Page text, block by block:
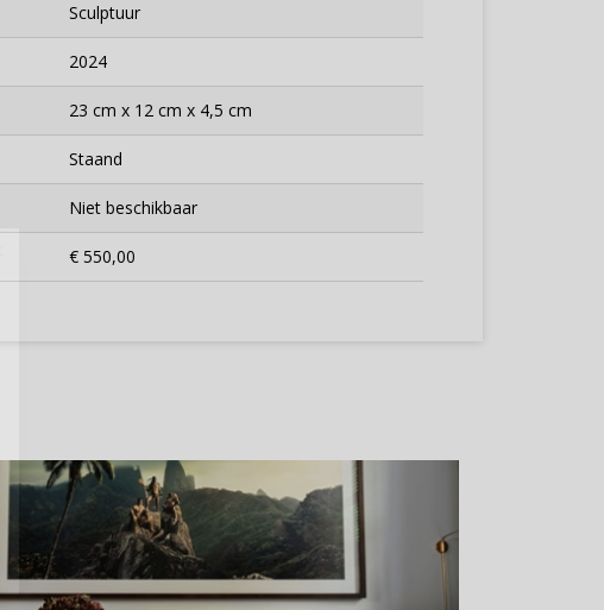
Sculptuur
2024
23 cm x 12 cm x 4,5 cm
Staand
Niet beschikbaar
€ 550,00